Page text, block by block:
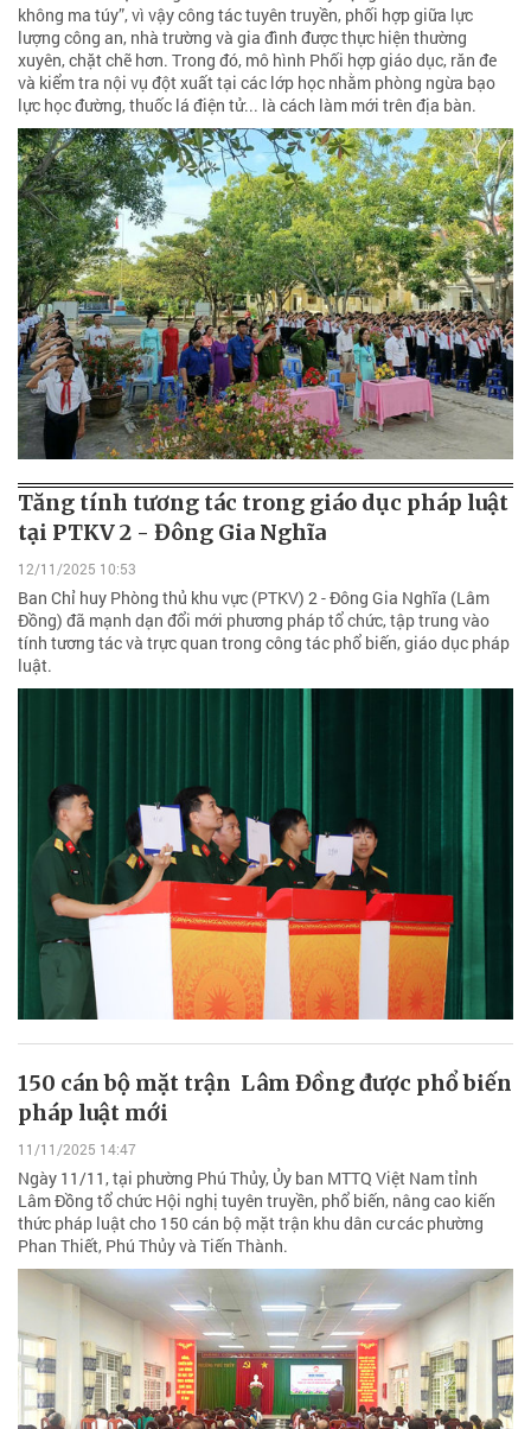
không ma túy”, vì vậy công tác tuyên truyền, phối hợp giữa lực
lượng công an, nhà trường và gia đình được thực hiện thường
xuyên, chặt chẽ hơn. Trong đó, mô hình Phối hợp giáo dục, răn đe
và kiểm tra nội vụ đột xuất tại các lớp học nhằm phòng ngừa bạo
lực học đường, thuốc lá điện tử... là cách làm mới trên địa bàn.
Tăng tính tương tác trong giáo dục pháp luật
tại PTKV 2 - Đông Gia Nghĩa
12/11/2025 10:53
Ban Chỉ huy Phòng thủ khu vực (PTKV) 2 - Đông Gia Nghĩa (Lâm
Đồng) đã mạnh dạn đổi mới phương pháp tổ chức, tập trung vào
tính tương tác và trực quan trong công tác phổ biến, giáo dục pháp
luật.
150 cán bộ mặt trận Lâm Đồng được phổ biến
pháp luật mới
11/11/2025 14:47
Ngày 11/11, tại phường Phú Thủy, Ủy ban MTTQ Việt Nam tỉnh
Lâm Đồng tổ chức Hội nghị tuyên truyền, phổ biến, nâng cao kiến
thức pháp luật cho 150 cán bộ mặt trận khu dân cư các phường
Phan Thiết, Phú Thủy và Tiến Thành.